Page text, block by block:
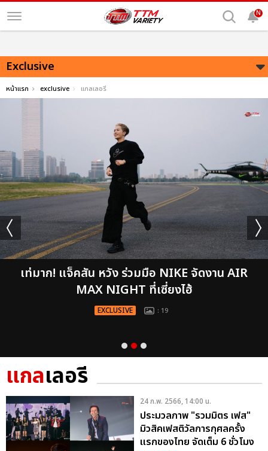
N
Exclusive
หน้าแรก exclusive แกลเลอรี
เท่มาก! แจ็คสัน หวัง ร่วมมือ NIKE จัดงาน AIR
MAX NIGHT ที่เซี่ยงไฮ้
EXCLUSIVE : 19
แกลเลอรี
24 ก.พ. 2566, 14:00 น.
ประมวลภาพ "รวมมิตร เฟส"
มิวสิคเฟสติวัลการกุศลครั้ง
แรกของไทย จัดเต็ม 6 ชั่วโมง